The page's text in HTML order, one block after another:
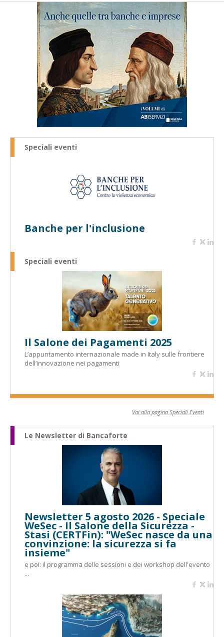
Speciali eventi
Banche per l'inclusione
Speciali eventi
Il Salone dei Pagamenti 2025
L’appuntamento internazionale made in Italy sulle frontiere
dell’innovazione nei pagamenti
Vai alla pagina Speciali Eventi
Le Newsletter di Bancaforte
Newsletter 5 agosto 2026 - Speciale
WeSec - Il Salone della Sicurezza -
Stasi (CERTFin): "WeSec nasce da una
convinzione: la sicurezza si fa
insieme"
e poi: il programma delle sessioni e dei workshop dell'evento
...